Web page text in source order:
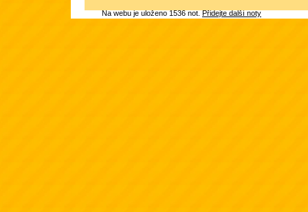
Na webu je uloženo 1536 not.Přidejte další noty